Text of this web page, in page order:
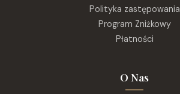
Polityka zastępowania
Program Zniżkowy
Płatności
O Nas